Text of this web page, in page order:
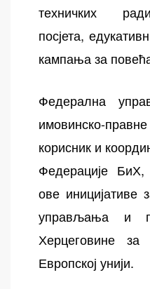
техничких
посјета,
кампања за
Федерална
имовинско-
корисник и
Федерације
ове иницијативе
управљања и
Херцеговине
Европској унији.